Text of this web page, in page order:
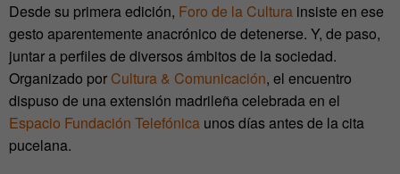
Desde su primera edición, Foro de la Cultura insiste en ese
gesto aparentemente anacrónico de detenerse. Y, de paso,
juntar a perfiles de diversos ámbitos de la sociedad.
Organizado por Cultura & Comunicación, el encuentro
dispuso de una extensión madrileña celebrada en el
Espacio Fundación Telefónica unos días antes de la cita
pucelana.